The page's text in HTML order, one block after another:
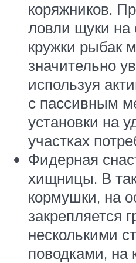
коряжников.
ловли щуки на
кружки рыбак
значительно
используя
с пассивным
установки на
участках
Фидерная
хищницы. В
кормушки, на
закрепляется
несколькими
поводками, на